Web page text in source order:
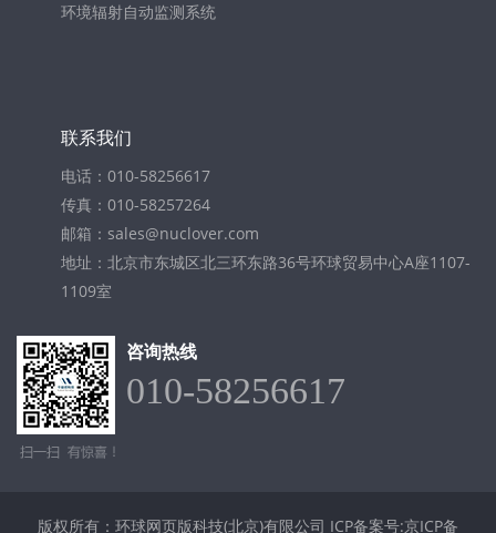
环境辐射自动监测系统
联系我们
电话：010-58256617
传真：010-58257264
邮箱：sales@nuclover.com
地址：北京市东城区北三环东路36号环球贸易中心A座1107-
1109室
咨询热线
010-58256617
版权所有：环球网页版科技(北京)有限公司 ICP备案号:京ICP备